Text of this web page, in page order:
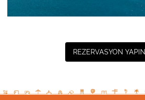
REZERVASYON YAPIN